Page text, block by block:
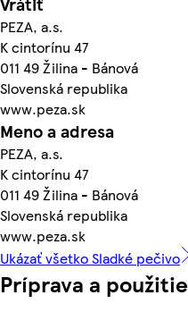
PEZA, a.s.
K cintorínu 47
011 49 Žilina - Bánová
Slovenská republika
www.peza.sk
Meno a adresa
PEZA, a.s.
K cintorínu 47
011 49 Žilina - Bánová
Slovenská republika
www.peza.sk
Ukázať všetko Sladké pečivo
Príprava a použitie